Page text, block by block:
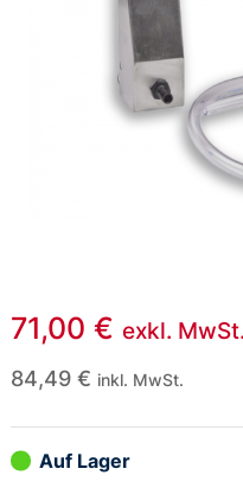
71,00 € exkl. MwSt.
84,49 € inkl. MwSt.
Auf Lager